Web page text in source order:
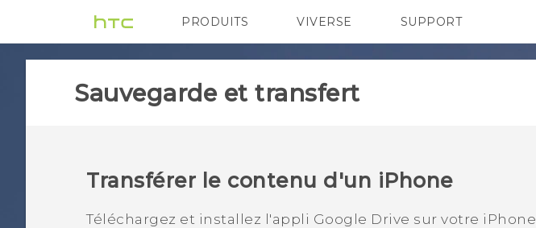
PRODUITS
VIVE G REIGNS SMARTPHONES
VIVERSE SUPPORT
Appareils HTC & Accessoires
Sauvegarde et transfert
Transférer le contenu d'un iPhone
Téléchargez et installez l'appli Google Drive sur votre iPhone